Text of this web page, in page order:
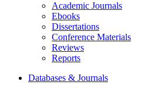
Academic Journals
Ebooks
Dissertations
Conference Materials
Reviews
Reports
Databases & Journals